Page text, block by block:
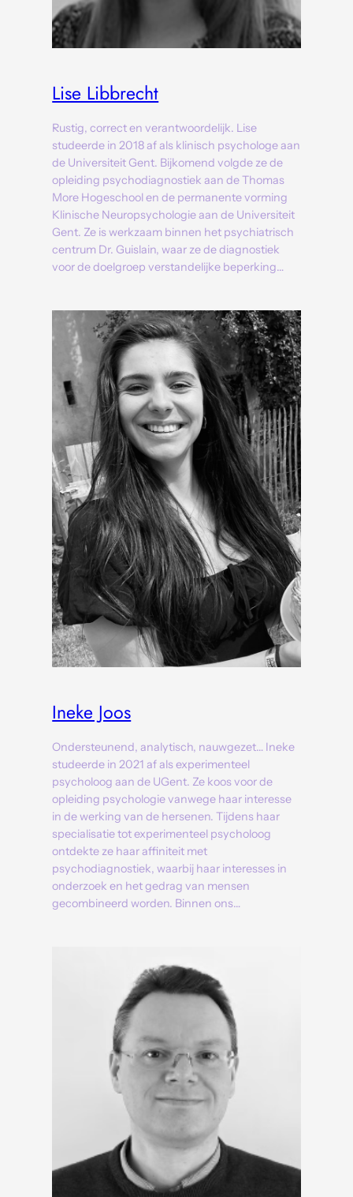
Lise Libbrecht
Rustig, correct en verantwoordelijk. Lise
studeerde in 2018 af als klinisch psychologe aan
de Universiteit Gent. Bijkomend volgde ze de
opleiding psychodiagnostiek aan de Thomas
More Hogeschool en de permanente vorming
Klinische Neuropsychologie aan de Universiteit
Gent. Ze is werkzaam binnen het psychiatrisch
centrum Dr. Guislain, waar ze de diagnostiek
voor de doelgroep verstandelijke beperking…
Ineke Joos
Ondersteunend, analytisch, nauwgezet… Ineke
studeerde in 2021 af als experimenteel
psycholoog aan de UGent. Ze koos voor de
opleiding psychologie vanwege haar interesse
in de werking van de hersenen. Tijdens haar
specialisatie tot experimenteel psycholoog
ontdekte ze haar affiniteit met
psychodiagnostiek, waarbij haar interesses in
onderzoek en het gedrag van mensen
gecombineerd worden. Binnen ons…